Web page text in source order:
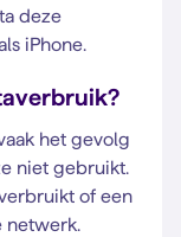
deze
iPhone.
het gevolg
niet gebruikt.
of een
netwerk.